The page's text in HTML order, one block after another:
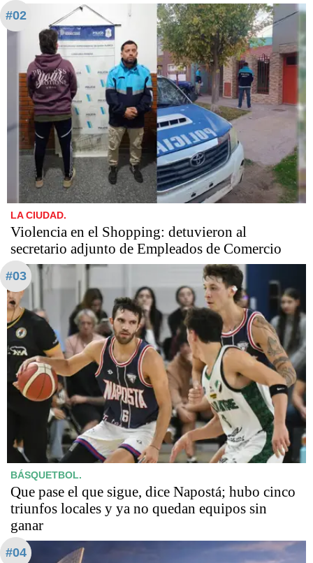
#02
LA CIUDAD.
Violencia en el Shopping: detuvieron al
secretario adjunto de Empleados de Comercio
#03
BÁSQUETBOL.
Que pase el que sigue, dice Napostá; hubo cinco
triunfos locales y ya no quedan equipos sin
ganar
#04